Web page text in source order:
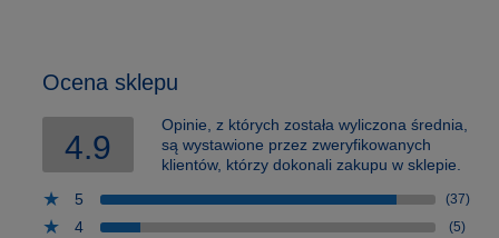
Ocena sklepu
4.9
Opinie, z których została wyliczona średnia,
są wystawione przez zweryfikowanych
klientów, którzy dokonali zakupu w sklepie.
5
(37)
4 (5)